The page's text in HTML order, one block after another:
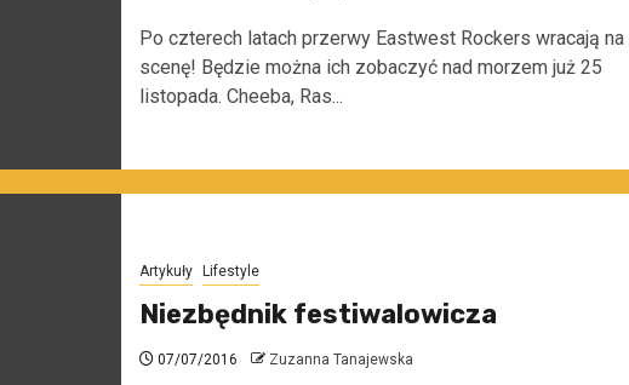
Po czterech latach przerwy Eastwest Rockers wracają na
scenę! Będzie można ich zobaczyć nad morzem już 25
listopada. Cheeba, Ras...
Artykuły Lifestyle
Niezbędnik festiwalowicza
07/07/2016 Zuzanna Tanajewska